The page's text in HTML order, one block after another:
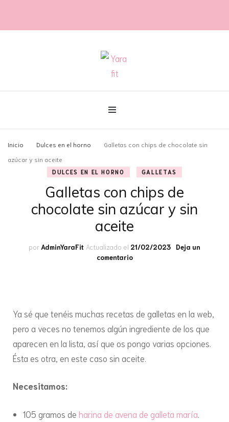
Yara fit
Inicio Dulces en el horno
Galletas con chips de chocolate sin
azúcar y sin aceite
DULCES EN EL HORNO GALLETAS
Galletas con chips de
chocolate sin azúcar y sin
aceite
por AdminYaraFit Actualizado el 21/02/2023 Deja un
comentarioen
sin
azúcar
sin
aceite
Ya sé que tenéis muchas recetas de galletas en la web,
pero a veces no tenemos algún ingrediente de los que
aparecen en la lista, así que os pongo varias opciones.
Ésta es otra, en este caso sin aceite.
Necesitamos:
105 gramos de harina de avena de galleta maría